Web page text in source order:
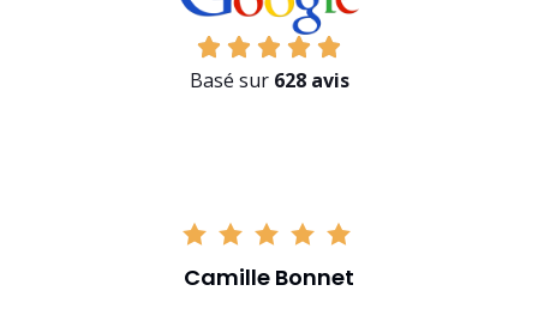
Basé sur 628 avis
Camille Bonnet